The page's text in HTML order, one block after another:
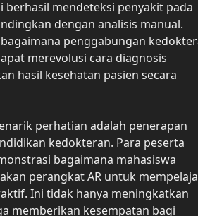
mendeteksi penyakit pada
dengan analisis manual.
penggabungan
merevolusi cara diagnosis
hasil kesehatan pasien secara
perhatian adalah penerapan
kedokteran. Para peserta
bagaimana mahasiswa
perangkat AR untuk
Ini tidak hanya meningkatkan
memberikan kesempatan bagi